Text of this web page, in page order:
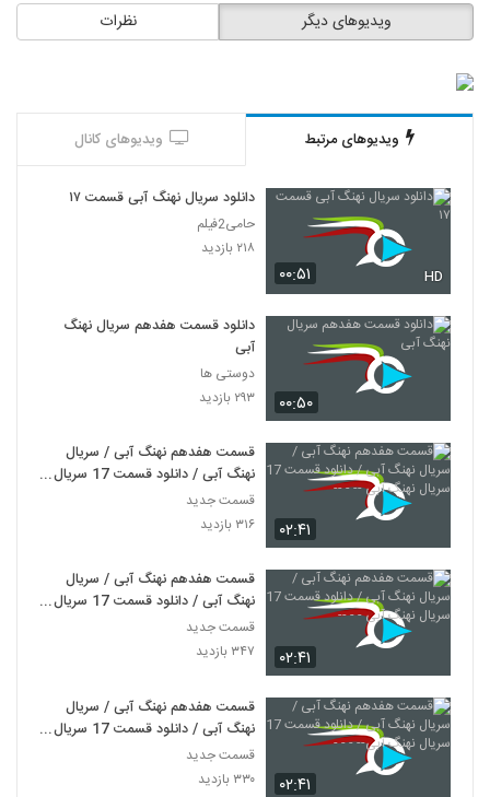
نظرات ویدیوهای دیگر
ویدیوهای مرتبط ویدیوهای کانال
۰۰:۵۱ HD
دانلود سریال نهنگ آبی قسمت ۱۷
حامی2فیلم
۲۱۸ بازدید
۰۰:۵۰
دانلود قسمت هفدهم سریال نهنگ
آبی
دوستی ها
۲۹۳ بازدید
۰۲:۴۱
قسمت هفدهم نهنگ آبی / سریال
نهنگ آبی / دانلود قسمت 17 سریال
نهنگ آبی -- - --
قسمت جدید
۳۱۶ بازدید
۰۲:۴۱
قسمت هفدهم نهنگ آبی / سریال
نهنگ آبی / دانلود قسمت 17 سریال
نهنگ آبی - - --
قسمت جدید
۳۴۷ بازدید
۰۲:۴۱
قسمت هفدهم نهنگ آبی / سریال
نهنگ آبی / دانلود قسمت 17 سریال
نهنگ آبی-- - - -
قسمت جدید
۳۳۰ بازدید